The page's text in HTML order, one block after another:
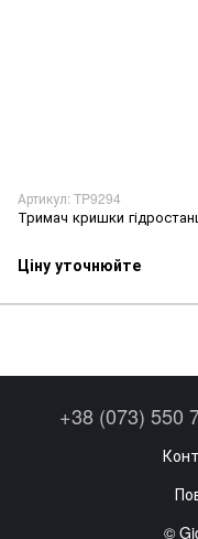
Артикул: TP9294
Тримач кришки
Ціну уточнюйте
+38 (073) 550
©